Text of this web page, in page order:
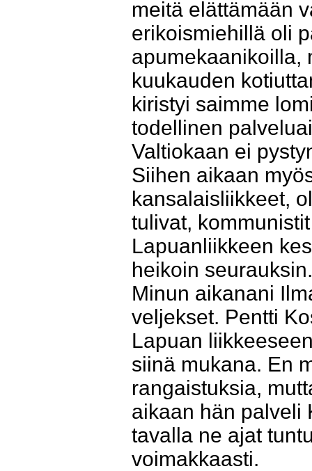
meitä elättämään
erikoismiehillä oli
apumekaanikoilla,
kuukauden
kiristyi saimme
todellinen
Valtiokaan ei
Siihen aikaan
kansalaisliikkeet,
tulivat,
Lapuanliikkeen
heikoin
Minun aikanani
veljekset. Pentti
Lapuan
siinä mukana. En
rangaistuksia,
aikaan hän palveli
tavalla ne ajat
voimakkaasti.